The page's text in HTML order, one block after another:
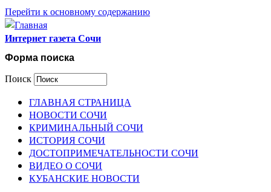
Перейти к основному содержанию
Интернет газета Сочи
Форма поиска
Поиск
ГЛАВНАЯ СТРАНИЦА
НОВОСТИ СОЧИ
КРИМИНАЛЬНЫЙ СОЧИ
ИСТОРИЯ СОЧИ
ДОСТОПРИМЕЧАТЕЛЬНОСТИ СОЧИ
ВИДЕО О СОЧИ
КУБАНСКИЕ НОВОСТИ